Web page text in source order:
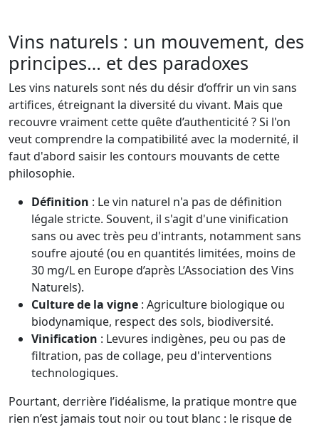
Vins naturels : un mouvement, des
principes… et des paradoxes
Les vins naturels sont nés du désir d’offrir un vin sans
artifices, étreignant la diversité du vivant. Mais que
recouvre vraiment cette quête d’authenticité ? Si l'on
veut comprendre la compatibilité avec la modernité, il
faut d'abord saisir les contours mouvants de cette
philosophie.
Définition : Le vin naturel n'a pas de définition
légale stricte. Souvent, il s'agit d'une vinification
sans ou avec très peu d'intrants, notamment sans
soufre ajouté (ou en quantités limitées, moins de
30 mg/L en Europe d’après L’Association des Vins
Naturels).
Culture de la vigne : Agriculture biologique ou
biodynamique, respect des sols, biodiversité.
Vinification : Levures indigènes, peu ou pas de
filtration, pas de collage, peu d'interventions
technologiques.
Pourtant, derrière l’idéalisme, la pratique montre que
rien n’est jamais tout noir ou tout blanc : le risque de